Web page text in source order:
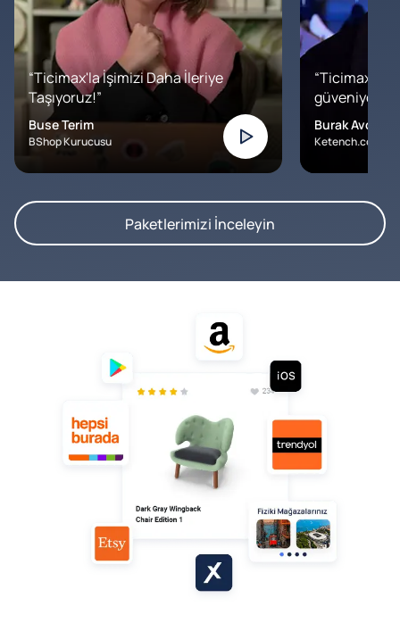
“Ticimax'la İşimizi Daha İleriye
Taşıyoruz!”
Buse Terim
BShop Kurucusu
“Ticimax'a
Burak Avcılar
Ketench.com –
Paketlerimizi İnceleyin